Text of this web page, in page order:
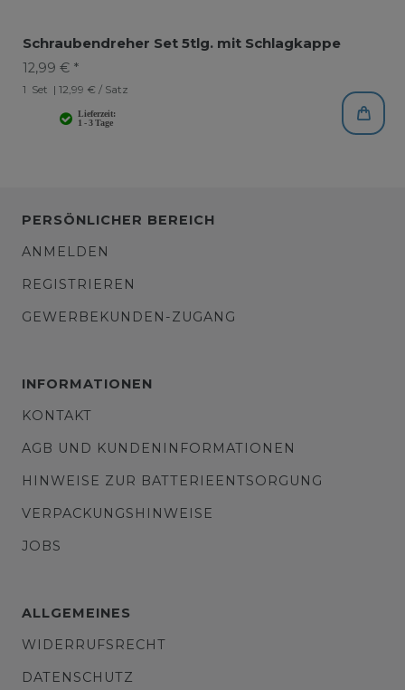
Schraubendreher Set 5tlg. mit Schlagkappe
12,99 € *
1 Set | 12,99 € / Satz
PERSÖNLICHER BEREICH
ANMELDEN
REGISTRIEREN
GEWERBEKUNDEN-ZUGANG
INFORMATIONEN
KONTAKT
AGB UND KUNDENINFORMATIONEN
HINWEISE ZUR BATTERIEENTSORGUNG
VERPACKUNGSHINWEISE
JOBS
ALLGEMEINES
WIDERRUFSRECHT
DATENSCHUTZ